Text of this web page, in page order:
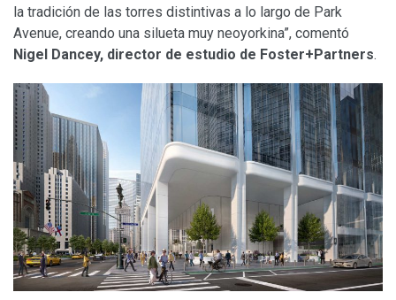
la tradición de las torres distintivas a lo largo de Park
Avenue, creando una silueta muy neoyorkina”, comentó
Nigel Dancey, director de estudio de Foster+Partners.